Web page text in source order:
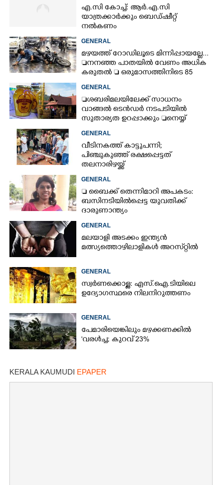
എ.സി കോച്ച്: ആർ.എ.സി
യാത്രക്കാർക്കും ബെഡ്ഷീറ്റ്
നൽകണം
GENERAL
മഴയത്ത് റോഡിലൂടെ മിന്നിപ്പായല്ലേ...
നനഞ്ഞ പാതയിൽ വേണം അധിക
കരുതൽ  ഒരുമാസത്തിനിടെ 85
GENERAL
ശബരിമലയിലേക്ക് സാധനം
വാങ്ങൽ ടെൻ‌ഡർ നടപടിയിൽ
സുതാര്യത ഉറപ്പാക്കും നെയ്യ്
GENERAL
വീടിനകത്ത് കാട്ടുപന്നി;
പിഞ്ചുകുഞ്ഞ് രക്ഷപ്പെട്ടത്
തലനാരിഴയ്ക്ക്
GENERAL
 ബൈക്ക് തെന്നിമാറി അപകടം:
ബസിനടിയിൽപ്പെട്ട യുവതിക്ക്
ദാരുണാന്ത്യം
GENERAL
മലയാളി അടക്കം ഇന്ത്യൻ
മത്സ്യത്തൊഴിലാളികൾ അറസ്‌റ്റിൽ
GENERAL
സ്വർണക്കൊള്ള: എസ്.ഐ.ടിയിലെ
ഉദ്യോഗസ്ഥരെ നിലനിറുത്തണം
GENERAL
പേമാരിയെങ്കിലും മഴക്കണക്കിൽ
'വരൾച്ച; കുറവ് 23%
KERALA KAUMUDI EPAPER